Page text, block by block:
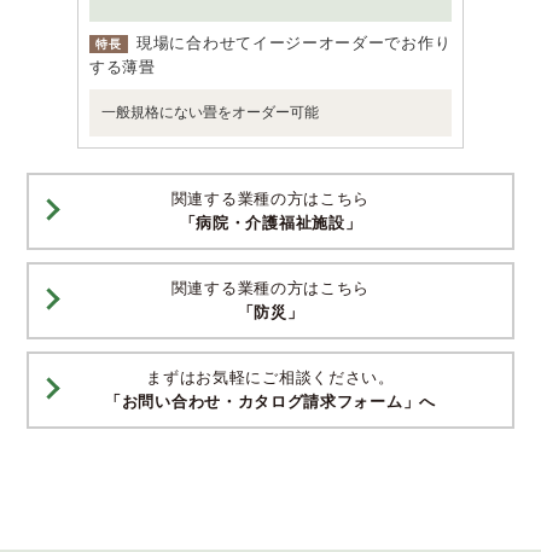
特長
現場に合わせてイージーオーダーでお作り
する薄畳
一般規格にない畳をオーダー可能
関連する業種の方はこちら
「病院・介護福祉施設」
関連する業種の方はこちら
「防災」
まずはお気軽にご相談ください。
「お問い合わせ・カタログ請求フォーム」へ